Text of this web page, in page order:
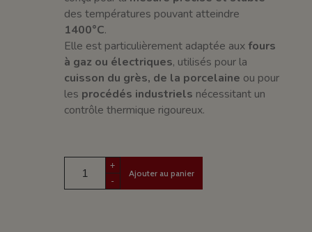
des températures pouvant atteindre
1400°C.
Elle est particulièrement adaptée auxfours
à gaz ou électriques, utilisés pour la
cuisson du grès, de la porcelaine ou pour
les procédés industriels nécessitant un
contrôle thermique rigoureux.
+
-
Ajouter au panier